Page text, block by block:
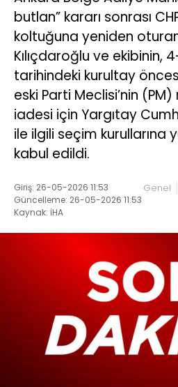
butlan” kararı sonrası
koltuğuna yeniden
Kılıçdaroğlu ve ekibinin,
tarihindeki kurultay
eski Parti Meclisi’nin
iadesi için Yargıtay
ile ilgili seçim kurullarına
kabul edildi.
Giriş: 26-05-2026 11:53
Güncelleme: 26-05-2026 11:53
Kaynak: İHA
Genel